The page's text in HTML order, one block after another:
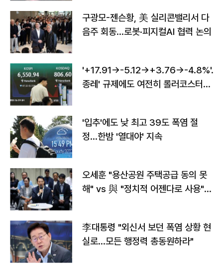
구광모-젠슨황, 美 실리콘밸리서 다
음주 회동…로봇·피지컬AI 협력 논의
'+17.91→-5.12→+3.76→-4.8%'…'
종레' 규제에도 여전히 롤러코스터
'입추'에도 낮 최고 39도 폭염 절
정…한밤 '열대야' 지속
오세훈 "용산공원 주택공급 동의 못
해" vs 與 "정치적 어젠다로 사용"
李대통령 "외신서 보던 폭염 상황 현
실로…모든 행정력 총동원하라"